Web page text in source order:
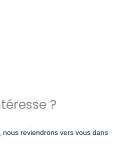
?
reviendrons vers vous dans